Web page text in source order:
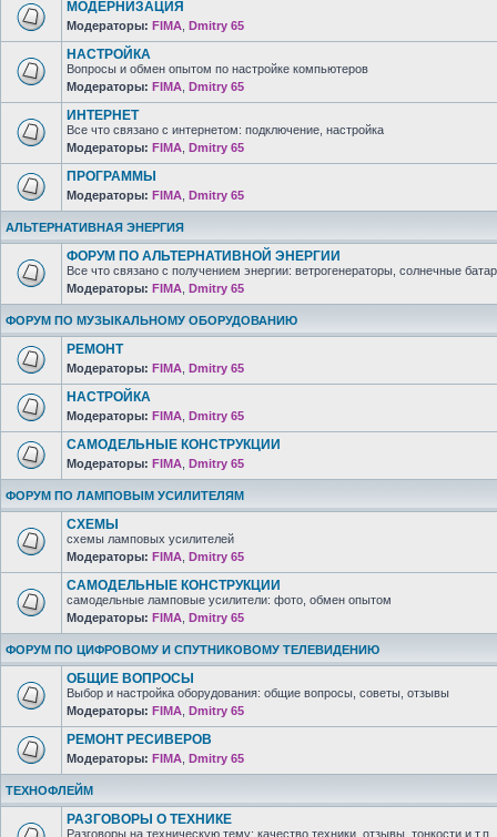
МОДЕРНИЗАЦИЯ
Модераторы: FIMA Dmitry 65
НАСТРОЙКА
Вопросы и обмен опытом по настройке компьютеров
Модераторы: FIMA Dmitry 65
ИНТЕРНЕТ
Все что связано с интернетом: подключение, настройка
Модераторы: FIMA Dmitry 65
ПРОГРАММЫ
Модераторы: FIMA Dmitry 65
АЛЬТЕРНАТИВНАЯ ЭНЕРГИЯ
ФОРУМ ПО АЛЬТЕРНАТИВНОЙ ЭНЕРГИИ
Все что связано с получением энергии: ветрогенераторы, солнечные
Модераторы: FIMA Dmitry 65
ФОРУМ ПО МУЗЫКАЛЬНОМУ ОБОРУДОВАНИЮ
РЕМОНТ
Модераторы: FIMA Dmitry 65
НАСТРОЙКА
Модераторы: FIMA Dmitry 65
САМОДЕЛЬНЫЕ КОНСТРУКЦИИ
Модераторы: FIMA Dmitry 65
ФОРУМ ПО ЛАМПОВЫМ УСИЛИТЕЛЯМ
СХЕМЫ
схемы ламповых усилителей
Модераторы: FIMA Dmitry 65
САМОДЕЛЬНЫЕ КОНСТРУКЦИИ
самодельные ламповые усилители: фото, обмен опытом
Модераторы: FIMA Dmitry 65
ФОРУМ ПО ЦИФРОВОМУ И СПУТНИКОВОМУ ТЕЛЕВИДЕНИЮ
ОБЩИЕ ВОПРОСЫ
Выбор и настройка оборудования: общие вопросы, советы, отзывы
Модераторы: FIMA Dmitry 65
РЕМОНТ РЕСИВЕРОВ
Модераторы: FIMA Dmitry 65
ТЕХНОФЛЕЙМ
РАЗГОВОРЫ О ТЕХНИКЕ
Разговоры на техническую тему: качество техники, отзывы, тонкости и т.п.